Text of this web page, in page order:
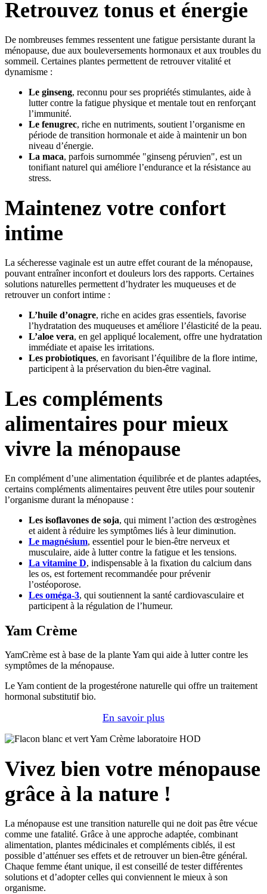
Retrouvez tonus et énergie
De nombreuses femmes ressentent une fatigue persistante durant la
ménopause, due aux bouleversements hormonaux et aux troubles du
sommeil. Certaines plantes permettent de retrouver vitalité et
dynamisme :
Le ginseng, reconnu pour ses propriétés stimulantes, aide à
lutter contre la fatigue physique et mentale tout en renforçant
l’immunité.
Le fenugrec, riche en nutriments, soutient l’organisme en
période de transition hormonale et aide à maintenir un bon
niveau d’énergie.
La maca, parfois surnommée "ginseng péruvien", est un
tonifiant naturel qui améliore l’endurance et la résistance au
stress.
Maintenez votre confort
intime
La sécheresse vaginale est un autre effet courant de la ménopause,
pouvant entraîner inconfort et douleurs lors des rapports. Certaines
solutions naturelles permettent d’hydrater les muqueuses et de
retrouver un confort intime :
L’huile d’onagre, riche en acides gras essentiels, favorise
l’hydratation des muqueuses et améliore l’élasticité de la peau.
L’aloe vera, en gel appliqué localement, offre une hydratation
immédiate et apaise les irritations.
Les probiotiques, en favorisant l’équilibre de la flore intime,
participent à la préservation du bien-être vaginal.
Les compléments
alimentaires pour mieux
vivre la ménopause
En complément d’une alimentation équilibrée et de plantes adaptées,
certains compléments alimentaires peuvent être utiles pour soutenir
l’organisme durant la ménopause :
Les isoflavones de soja, qui miment l’action des œstrogènes
et aident à réduire les symptômes liés à leur diminution.
Le magnésium, essentiel pour le bien-être nerveux et
musculaire, aide à lutter contre la fatigue et les tensions.
La vitamine D, indispensable à la fixation du calcium dans
les os, est fortement recommandée pour prévenir
l’ostéoporose.
Les oméga-3, qui soutiennent la santé cardiovasculaire et
participent à la régulation de l’humeur.
Yam Crème
YamCrème est à base de la plante Yam qui aide à lutter contre les
symptômes de la ménopause.
Le Yam contient de la progestérone naturelle qui offre un traitement
hormonal substitutif bio.
En savoir plus
Vivez bien votre ménopause
grâce à la nature !
La ménopause est une transition naturelle qui ne doit pas être vécue
comme une fatalité. Grâce à une approche adaptée, combinant
alimentation, plantes médicinales et compléments ciblés, il est
possible d’atténuer ses effets et de retrouver un bien-être général.
Chaque femme étant unique, il est conseillé de tester différentes
solutions et d’adopter celles qui conviennent le mieux à son
organisme.